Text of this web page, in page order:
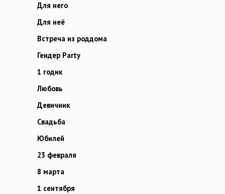
Для него
Для неё
Встреча из роддома
Гендер Party
1 годик
Любовь
Девичник
Свадьба
Юбилей
23 февраля
8 марта
1 сентября